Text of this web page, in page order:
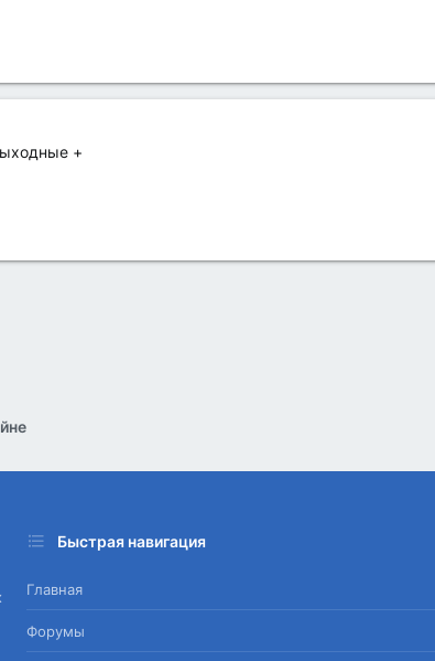
+
Быстрая навигация
Главная
Форумы